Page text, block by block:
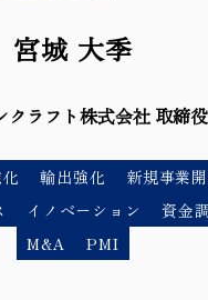
宮城 大季
クラフト株式会社 取締役
輸出強化
新規事業
イノベーション 資金
M&A
PMI